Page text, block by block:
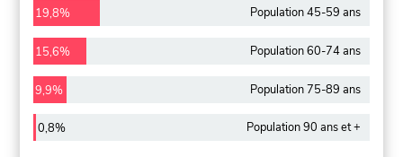
19,8% Population 45-59 ans
15,6% Population 60-74 ans
9,9% Population 75-89 ans
0,8% Population 90 ans et +